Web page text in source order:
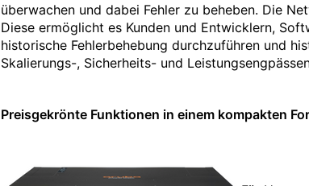
überwachen und dabei Fehler zu beheben. Die
Diese ermöglicht es Kunden und Entwicklern,
historische Fehlerbehebung durchzuführen und
Skalierungs-, Sicherheits- und
Preisgekrönte Funktionen in einem kompakten